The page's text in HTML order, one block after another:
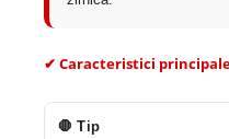
✔ Caracteristici
🛑 Tip